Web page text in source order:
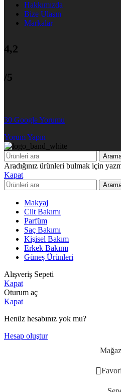
Hakkımızda
Bize Ulaşın
Markalar
4,2
/5
30 Google Yorumu
Yorum Yapın
Aradığınız ürünleri bulmak için
Kapat
Makyaj
Cilt Bakımı
Parfüm
Saç Bakımı
Kişisel Bakım
Erkek Bakımı
Güneş Ürünleri
Alışveriş Sepeti
Kapat
Oturum aç
Kapat
Henüz hesabınız yok mu?
Hesap oluştur